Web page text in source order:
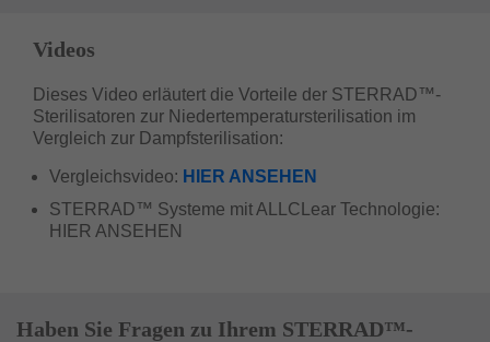
Videos
Dieses Video erläutert die Vorteile der STERRAD™-
Sterilisatoren zur Niedertemperatursterilisation im
Vergleich zur Dampfsterilisation:
Vergleichsvideo: HIER ANSEHEN
STERRAD™ Systeme mit ALLCLear Technologie:
HIER ANSEHEN
Haben Sie Fragen zu Ihrem STERRAD™-